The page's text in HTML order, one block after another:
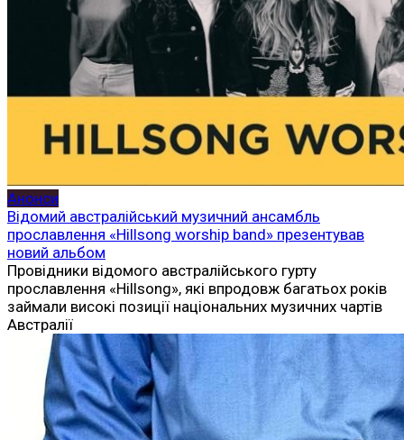
Анонси
Відомий австралійський музичний ансамбль
прославлення «Hillsong worship band» презентував
новий альбом
Провідники відомого австралійського гурту
прославлення «Hillsong», які впродовж багатьох років
займали високі позиції національних музичних чартів
Австралії